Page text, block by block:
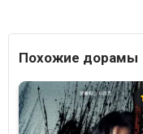
Похожие дорамы